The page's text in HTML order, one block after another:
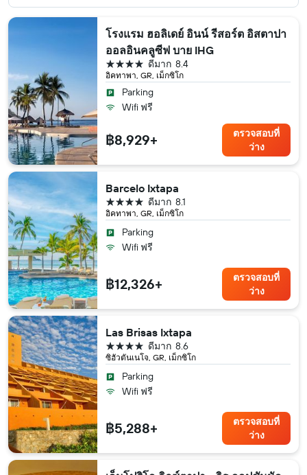
โรงแรม ฮอลิเดย์ อินน์ รีสอร์ต อิสตาปา
ออลอินคลูซีฟ บาย IHG
อิคทาพา, GR, เม็กซิโก
8.4
ดีมาก
4 ดาว
Parking
Wifi ฟรี
฿8,929+
ตรวจสอบที่
ว่าง
Barcelo Ixtapa
อิคทาพา, GR, เม็กซิโก
8.1
ดีมาก
4 ดาว
Parking
Wifi ฟรี
฿12,326+
ตรวจสอบที่
ว่าง
Las Brisas Ixtapa
ซิฮัวตันเนโจ, GR, เม็กซิโก
8.6
ดีมาก
4 ดาว
Parking
Wifi ฟรี
฿5,288+
ตรวจสอบที่
ว่าง